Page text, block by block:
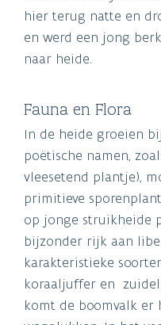
hier terug natte en
en werd een jong
naar heide.
Fauna en Flora
In de heide groeien
poëtische namen,
vleesetend plantje),
primitieve
op jonge struikheide
bijzonder rijk aan
karakteristieke
koraaljuffer en
komt de boomvalk er